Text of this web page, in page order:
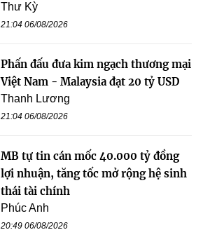
Thư Kỳ
21:04 06/08/2026
Phấn đấu đưa kim ngạch thương mại
Việt Nam - Malaysia đạt 20 tỷ USD
Thanh Lương
21:04 06/08/2026
MB tự tin cán mốc 40.000 tỷ đồng
lợi nhuận, tăng tốc mở rộng hệ sinh
thái tài chính
Phúc Anh
20:49 06/08/2026